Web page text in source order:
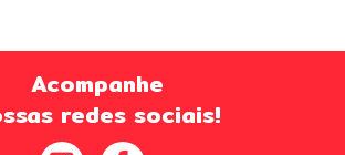
Acompanhe
redes sociais!